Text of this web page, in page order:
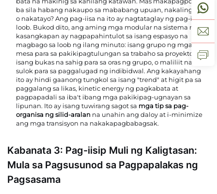
ba sila habang nakaupo sa mababang upuan, nakalingkod,
o nakatayo? Ang pag-iisa na ito ay nagtataglay ng pag-iilaw-
loob. Bukod dito, ang aming mga modular na sistema ng
kasangkapan ay nagpapahintulot sa isang espasyo na
magbago sa loob ng ilang minuto: isang grupo ng mga
mesa para sa pakikipagtulungan sa trabaho sa proyekto,
isang bukas na sahig para sa oras ng grupo, o maliliit na
sulok para sa paggalugad ng indibidwal. Ang kakayahang
ito ay hindi gaanong tungkol sa isang "trend" at higit pa sa
paggalang sa likas, kinetic energy ng pagkabata at
pagpapadali sa iba't ibang mga pakikipag-ugnayan sa
lipunan. Ito ay isang tuwirang sagot sa mga tip sa pag-
organisa ng silid-aralan na unahin ang daloy at i-minimize
ang mga transisyon na nakakapagbabagsak.
Kabanata 3: Pag-iisip Muli ng Kaligtasan:
Mula sa Pagsusunod sa Pagpapalakas ng
Pagsasama